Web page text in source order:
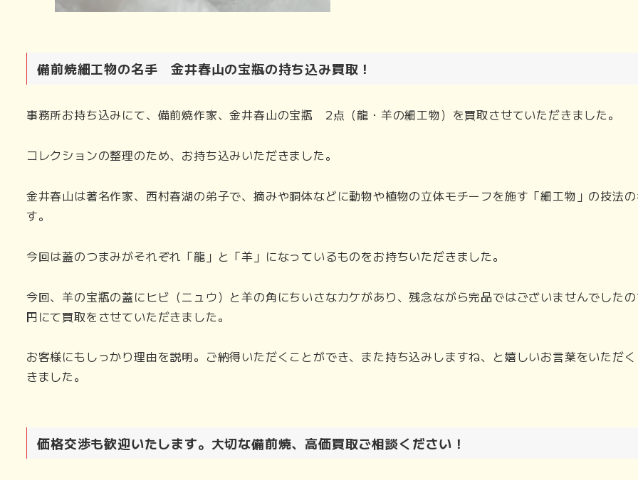
備前焼細工物の名手 金井春山の宝瓶の持ち込み買取！
事務所お持ち込みにて、備前焼作家、金井春山の宝瓶 2点（龍・羊の細工物）を買取させていただきました。
コレクションの整理のため、お持ち込みいただきました。
金井春山は著名作家、西村春湖の弟子で、摘みや胴体などに動物や植物の立体モチーフを施す「細工物」の技法
す。
今回は蓋のつまみがそれぞれ「龍」と「羊」になっているものをお持ちいただきました。
今回、羊の宝瓶の蓋にヒビ（ニュウ）と羊の角にちいさなカケがあり、残念ながら完品ではございませんでした
円にて買取をさせていただきました。
お客様にもしっかり理由を説明。ご納得いただくことができ、また持ち込みしますね、と嬉しいお言葉をいただ
きました。
価格交渉も歓迎いたします。大切な備前焼、高価買取ご相談ください！